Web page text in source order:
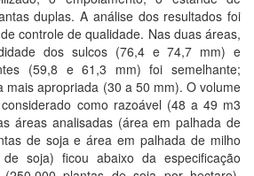
duplas. A análise dos resultados foi
controle de qualidade. Nas duas áreas,
dos sulcos (76,4 e 74,7 mm) e
(59,8 e 61,3 mm) foi semelhante;
mais apropriada (30 a 50 mm). O volume
como razoável (48 a 49 m3
áreas analisadas (área em palhada de
de soja e área em palhada de milho
soja) ficou abaixo da especificação